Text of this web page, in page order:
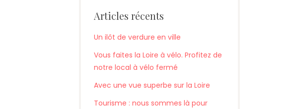
Articles récents
Un ilôt de verdure en ville
Vous faites la Loire à vélo. Profitez de
notre local à vélo fermé
Avec une vue superbe sur la Loire
Tourisme : nous sommes là pour